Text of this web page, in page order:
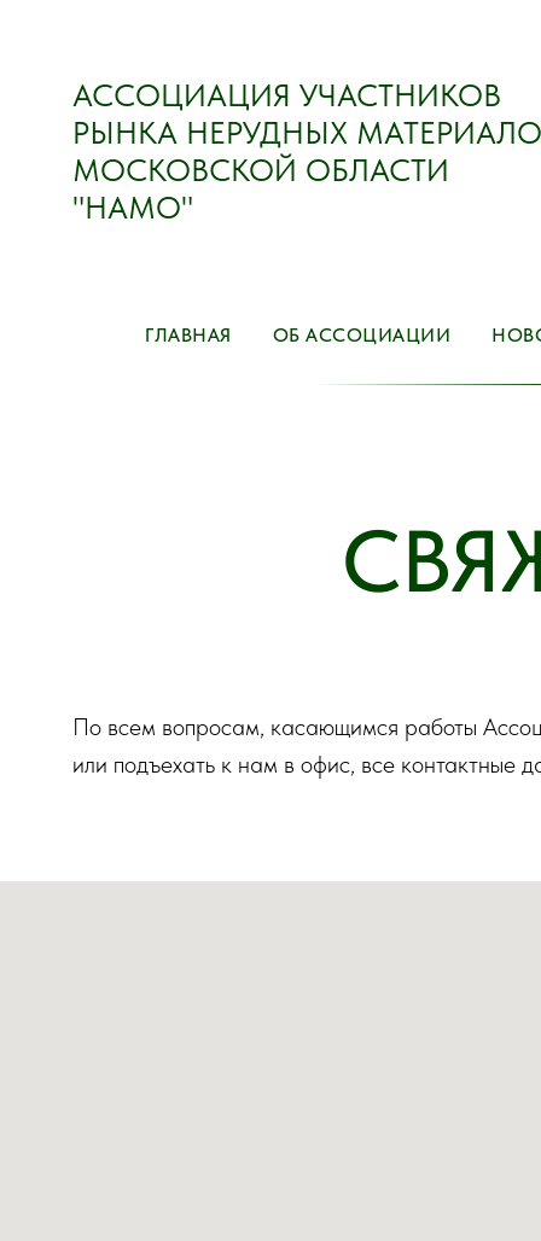
АССОЦИАЦИЯ УЧАСТНИКОВ
РЫНКА НЕРУДНЫХ
МОСКОВСКОЙ ОБЛАСТИ
"НАМО"
ГЛАВНАЯ ОБ АССОЦИАЦИИ
По всем вопросам, касающимся работы
или подъехать к нам в офис, все контактные